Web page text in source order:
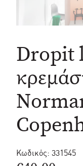
Dropit
Κωδικός: 331545